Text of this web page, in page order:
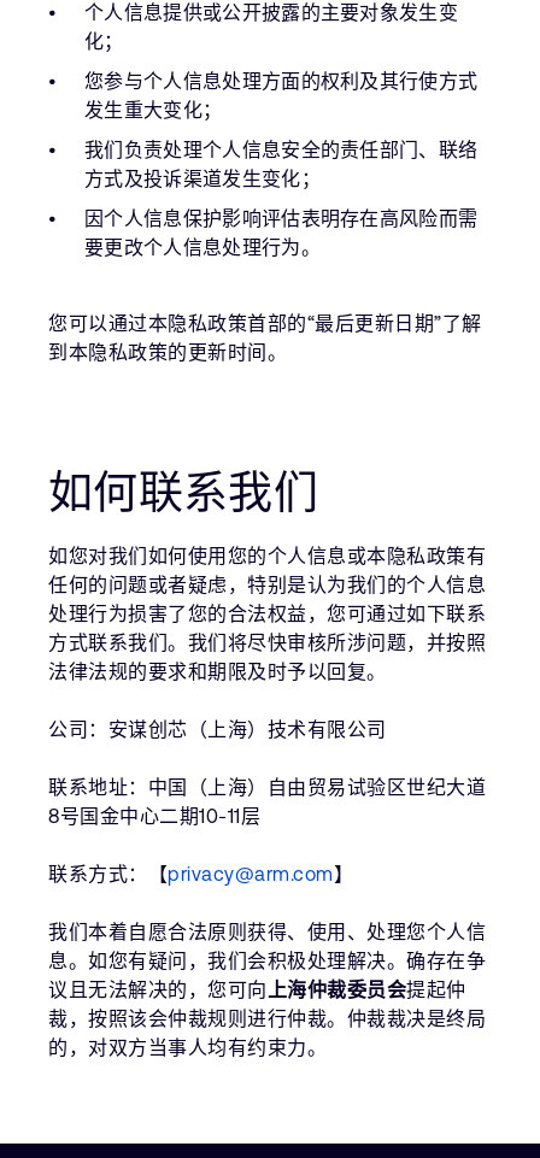
个人信息提供或公开披露的主要对象发生变
化；
您参与个人信息处理方面的权利及其行使方式
发生重大变化；
我们负责处理个人信息安全的责任部门、联络
方式及投诉渠道发生变化；
因个人信息保护影响评估表明存在高风险而需
要更改个人信息处理行为。
您可以通过本隐私政策首部的“最后更新日期”了解
到本隐私政策的更新时间。
如何联系我们
如您对我们如何使用您的个人信息或本隐私政策有
任何的问题或者疑虑，特别是认为我们的个人信息
处理行为损害了您的合法权益，您可通过如下联系
方式联系我们。我们将尽快审核所涉问题，并按照
法律法规的要求和期限及时予以回复。
公司：安谋创芯（上海）技术有限公司
联系地址：中国（上海）自由贸易试验区世纪大道
8号国金中心二期10-11层
联系方式：【privacy@arm.com】
我们本着自愿合法原则获得、使用、处理您个人信
息。如您有疑问，我们会积极处理解决。确存在争
议且无法解决的，您可向 上海仲裁委员会提起仲
裁，按照该会仲裁规则进行仲裁。仲裁裁决是终局
的，对双方当事人均有约束力。